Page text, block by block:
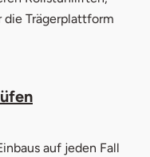
die Trägerplattform
auf jeden Fall